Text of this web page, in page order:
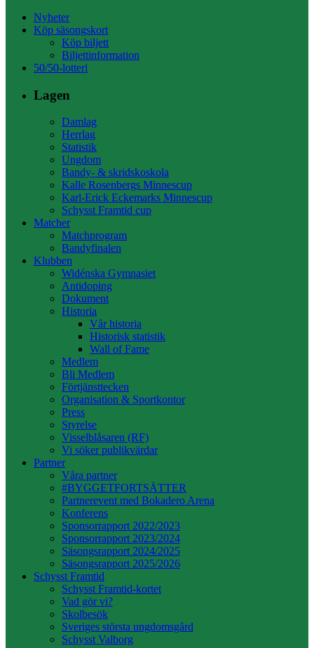
Nyheter
Köp säsongskort
Köp biljett
Biljettinformation
50/50-lotteri
Lagen
Damlag
Herrlag
Statistik
Ungdom
Bandy- & skridskoskola
Kalle Rosenbergs Minnescup
Karl-Erick Eckemarks Minnescup
Schysst Framtid cup
Matcher
Matchprogram
Bandyfinalen
Klubben
Widénska Gymnasiet
Antidoping
Dokument
Historia
Vår historia
Historisk statistik
Wall of Fame
Medlem
Bli Medlem
Förtjänsttecken
Organisation & Sportkontor
Press
Styrelse
Visselblåsaren (RF)
Vi söker publikvärdar
Partner
Våra partner
#BYGGETFORTSÄTTER
Partnerevent med Bokadero Arena
Konferens
Sponsorrapport 2022/2023
Sponsorrapport 2023/2024
Säsongsrapport 2024/2025
Säsongsrapport 2025/2026
Schysst Framtid
Schysst Framtid-kortet
Vad gör vi?
Skolbesök
Sveriges största ungdomsgård
Schysst Valborg